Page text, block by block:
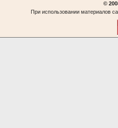
©
При использовании материалов